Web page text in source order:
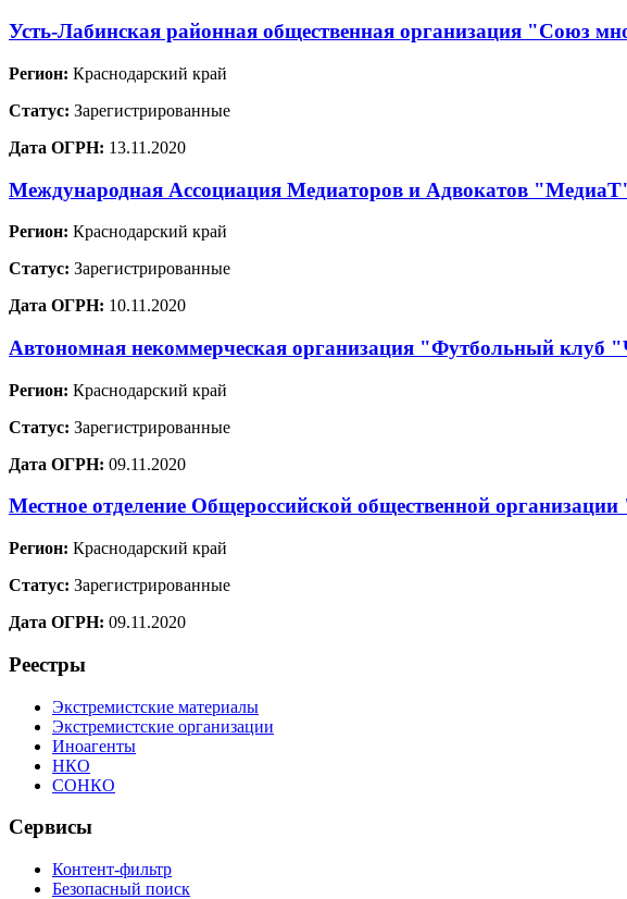
Усть-Лабинская районная общественная организация "Союз
Регион: Краснодарский край
Статус: Зарегистрированные
Дата ОГРН: 13.11.2020
Международная Ассоциация Медиаторов и Адвокатов
Регион: Краснодарский край
Статус: Зарегистрированные
Дата ОГРН: 10.11.2020
Автономная некоммерческая организация "Футбольный клуб
Регион: Краснодарский край
Статус: Зарегистрированные
Дата ОГРН: 09.11.2020
Местное отделение Общероссийской общественной
Регион: Краснодарский край
Статус: Зарегистрированные
Дата ОГРН: 09.11.2020
Реестры
Экстремистские материалы
Экстремистские организации
Иноагенты
НКО
СОНКО
Сервисы
Контент-фильтр
Безопасный поиск